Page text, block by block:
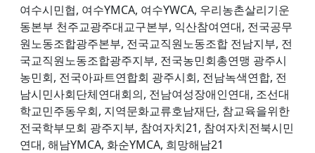
여수시민협, 여수YMCA, 여수YWCA, 우리농촌살리기운
동본부 천주교광주대교구본부, 익산참여연대, 전국공무
원노동조합광주본부, 전국교직원노동조합 전남지부, 전
국교직원노동조합광주지부, 전국농민회총연맹 광주시
농민회, 전국아파트연합회 광주시회, 전남녹색연합, 전
남시민사회단체연대회의, 전남여성장애인연대, 조선대
학교민주동우회, 지역문화교류호남재단, 참교육을위한
전국학부모회 광주지부, 참여자치21, 참여자치전북시민
연대, 해남YMCA, 화순YMCA, 희망해남21